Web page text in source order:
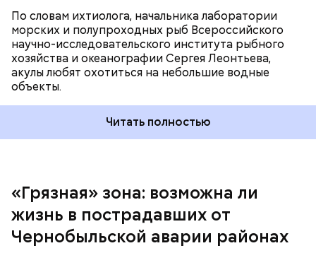
По словам ихтиолога, начальника лаборатории
морских и полупроходных рыб Всероссийского
научно-исследовательского института рыбного
хозяйства и океанографии Сергея Леонтьева,
акулы любят охотиться на небольшие водные
объекты.
Читать полностью
«Грязная» зона: возможна ли
жизнь в пострадавших от
Чернобыльской аварии районах
Так как расстояния большие, экскурсионные
группы преодолевают первые 15 километров на
автобусе. Проезжают вглубь леса, пробираясь по
одичавшим местам, где начинается самая «грязная»
гидом.
— Ко всем этим рейтингам и часам нужно
относиться скептически, ведь все эти оценки
экспертов, заключения, предположения
ангажированы. Такие заявления кому-то выгодны,
— пояснил эксперт.